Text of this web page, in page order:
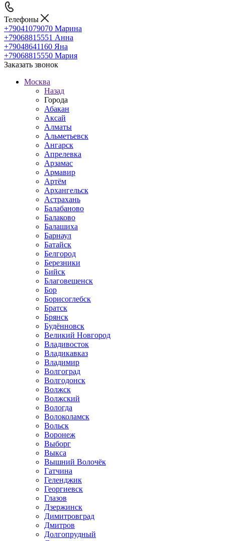
Телефоны
+79041079070 Марина
+79068815551 Анна
+79048641160 Яна
+79068815550 Мария
Заказать звонок
Москва
Назад
Города
Абакан
Аксай
Алматы
Альметьевск
Ангарск
Апрелевка
Арзамас
Армавир
Артём
Архангельск
Астрахань
Балабаново
Балаково
Балашиха
Барнаул
Батайск
Белгород
Березники
Бийск
Благовещенск
Бор
Борисоглебск
Братск
Брянск
Будённовск
Великий Новгород
Владивосток
Владикавказ
Владимир
Волгоград
Волгодонск
Волжск
Волжский
Вологда
Волоколамск
Вольск
Воронеж
Выборг
Выкса
Вышний Волочёк
Гатчина
Геленджик
Георгиевск
Глазов
Дзержинск
Димитровград
Дмитров
Долгопрудный